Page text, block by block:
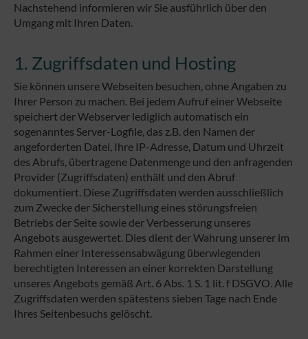
Nachstehend informieren wir Sie ausführlich über den
Umgang mit Ihren Daten.
1. Zugriffsdaten und Hosting
Sie können unsere Webseiten besuchen, ohne Angaben zu
Ihrer Person zu machen. Bei jedem Aufruf einer Webseite
speichert der Webserver lediglich automatisch ein
sogenanntes Server-Logfile, das z.B. den Namen der
angeforderten Datei, Ihre IP-Adresse, Datum und Uhrzeit
des Abrufs, übertragene Datenmenge und den anfragenden
Provider (Zugriffsdaten) enthält und den Abruf
dokumentiert. Diese Zugriffsdaten werden ausschließlich
zum Zwecke der Sicherstellung eines störungsfreien
Betriebs der Seite sowie der Verbesserung unseres
Angebots ausgewertet. Dies dient der Wahrung unserer im
Rahmen einer Interessensabwägung überwiegenden
berechtigten Interessen an einer korrekten Darstellung
unseres Angebots gemäß Art. 6 Abs. 1 S. 1 lit. f DSGVO. Alle
Zugriffsdaten werden spätestens sieben Tage nach Ende
Ihres Seitenbesuchs gelöscht.